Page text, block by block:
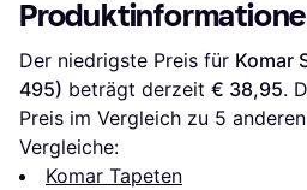
Der niedrigste Preis für Komar
495) beträgt derzeit € 38,95.
Preis im Vergleich zu 5
Vergleiche:
Komar Tapeten